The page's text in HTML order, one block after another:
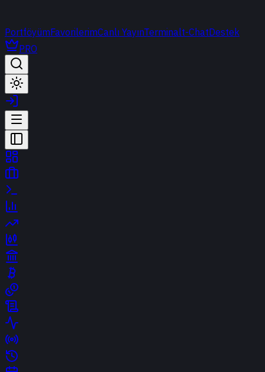
PortföyümFavorilerimCanlı YayınTerminalt-ChatDestek
PRO